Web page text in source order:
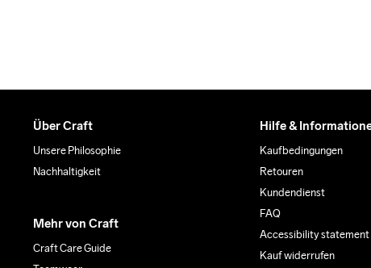
Über Craft
Unsere Philosophie
Nachhaltigkeit
Mehr von Craft
Craft Care Guide
Hilfe &
Kaufbedingungen
Retouren
Kundendienst
FAQ
Accessibility statement
Kauf widerrufen